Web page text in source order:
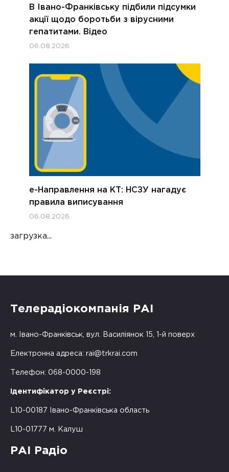
В Івано-Франківську підбили підсумки
акції щодо боротьби з вірусними
гепатитами. Відео
06.08.2026
е-Направлення на КТ: НСЗУ нагадує
правила виписування
06.08.2026
загрузка...
Телерадіокомпанія РАІ
м. Івано-Франківськ, вул. Василіянок 15, 1-й поверх
Електронна адреса: rai@trkrai.com
Телефон: 068-0000-198
Ідентифікатор у Реєстрі:
L10-00187 Івано-Франківська область
L10-01777 м. Калуш
РАІ Радіо